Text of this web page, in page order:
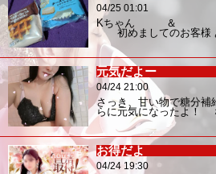
04/25 01:01
Kちゃ
初めましてのお客様
元気だよー
04/24 21:00
さっき、甘い物で糖分補
らに元気になったよ！
お得だよ
04/24 19:30